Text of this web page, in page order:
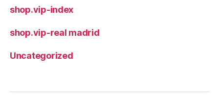
shop.vip-index
shop.vip-real madrid
Uncategorized